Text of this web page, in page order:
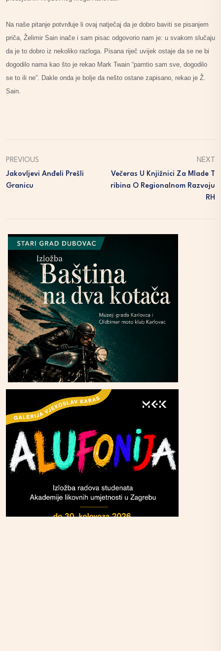
Na naše pitanje potvrđuje li ovaj natječaj da je dobro baviti se pisanjem
priča, Želimir Sain inače i sam pisac odgovorio nam je: u svakom slučaju
da je to dobro iz nekoliko razloga. Pisana riječ uvijek ostaje da se ne bi
dogodilo nama kao što je rekao Mark Twain “pamtio sam sve, dogodilo
se to ili ne”. Dakle onda je bolje da nešto ostane zapisano, rekao je Ž.
Sain.
PREVIOUS
Jakovljevi Anđeli Prešli
Granicu
NEXT
Večeras U Knjižnici Za Mlade T
Ribina O Regionalnom Razvoju
RH